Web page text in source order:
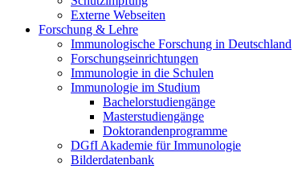
Externe Webseiten
Forschung & Lehre
Immunologische Forschung in Deutschland
Forschungseinrichtungen
Immunologie in die Schulen
Immunologie im Studium
Bachelorstudiengänge
Masterstudiengänge
Doktorandenprogramme
DGfI Akademie für Immunologie
Bilderdatenbank